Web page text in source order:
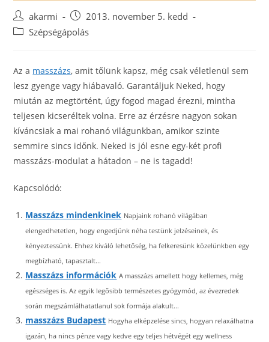
Post
author:
akarmi
Post
published:
2013. november 5. kedd
PostSzépségápolás
Az a masszázs, amit tőlünk kapsz, még csak véletlenül sem
lesz gyenge vagy hiábavaló. Garantáljuk Neked, hogy
miután az megtörtént, úgy fogod magad érezni, mintha
teljesen kicseréltek volna. Erre az érzésre nagyon sokan
kíváncsiak a mai rohanó világunkban, amikor szinte
semmire sincs időnk. Neked is jól esne egy-két profi
masszázs-modulat a hátadon – ne is tagadd!
Kapcsolódó:
Masszázs mindenkinek Napjaink rohanó világában
elengedhetetlen, hogy engedjünk néha testünk jelzéseinek, és
kényeztessünk. Ehhez kiváló lehetőség, ha felkeresünk közelünkben egy
megbízható, tapasztalt...
Masszázs információk A masszázs amellett hogy kellemes, még
egészséges is. Az egyik legősibb természetes gyógymód, az évezredek
során megszámlálhatatlanul sok formája alakult...
masszázs Budapest Hogyha elképzelése sincs, hogyan relaxálhatna
igazán, ha nincs pénze vagy kedve egy teljes hétvégét egy wellness